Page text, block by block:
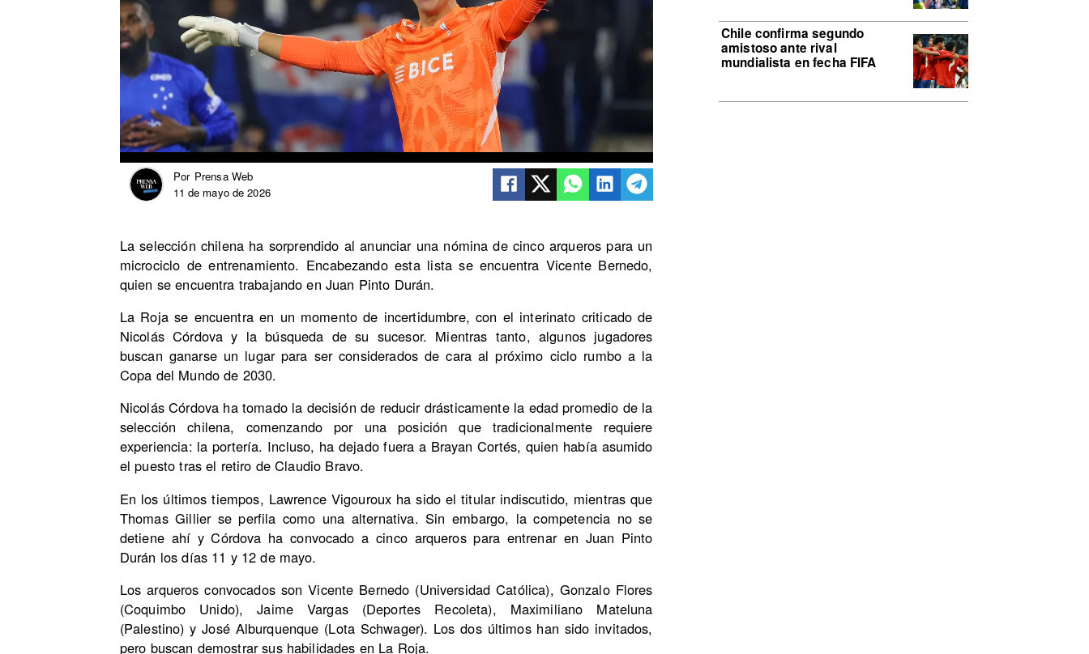
Prensa Web
Por
11 de mayo de 2026
Chile confirma segundo
amistoso ante rival
mundialista en fecha FIFA
La selección chilena ha sorprendido al anunciar una nómina de cinco arqueros para un
microciclo de entrenamiento. Encabezando esta lista se encuentra Vicente Bernedo,
quien se encuentra trabajando en Juan Pinto Durán.
La Roja se encuentra en un momento de incertidumbre, con el interinato criticado de
Nicolás Córdova y la búsqueda de su sucesor. Mientras tanto, algunos jugadores
buscan ganarse un lugar para ser considerados de cara al próximo ciclo rumbo a la
Copa del Mundo de 2030.
Nicolás Córdova ha tomado la decisión de reducir drásticamente la edad promedio de la
selección chilena, comenzando por una posición que tradicionalmente requiere
experiencia: la portería. Incluso, ha dejado fuera a Brayan Cortés, quien había asumido
el puesto tras el retiro de Claudio Bravo.
En los últimos tiempos, Lawrence Vigouroux ha sido el titular indiscutido, mientras que
Thomas Gillier se perfila como una alternativa. Sin embargo, la competencia no se
detiene ahí y Córdova ha convocado a cinco arqueros para entrenar en Juan Pinto
Durán los días 11 y 12 de mayo.
Los arqueros convocados son Vicente Bernedo (Universidad Católica), Gonzalo Flores
(Coquimbo Unido), Jaime Vargas (Deportes Recoleta), Maximiliano Mateluna
(Palestino) y José Alburquenque (Lota Schwager). Los dos últimos han sido invitados,
pero buscan demostrar sus habilidades en La Roja.